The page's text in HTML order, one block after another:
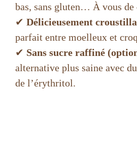
bas, sans gluten… À vous
✔ Délicieusement
parfait entre moelleux et
✔ Sans sucre raffiné
alternative plus saine avec du
de l’érythritol.